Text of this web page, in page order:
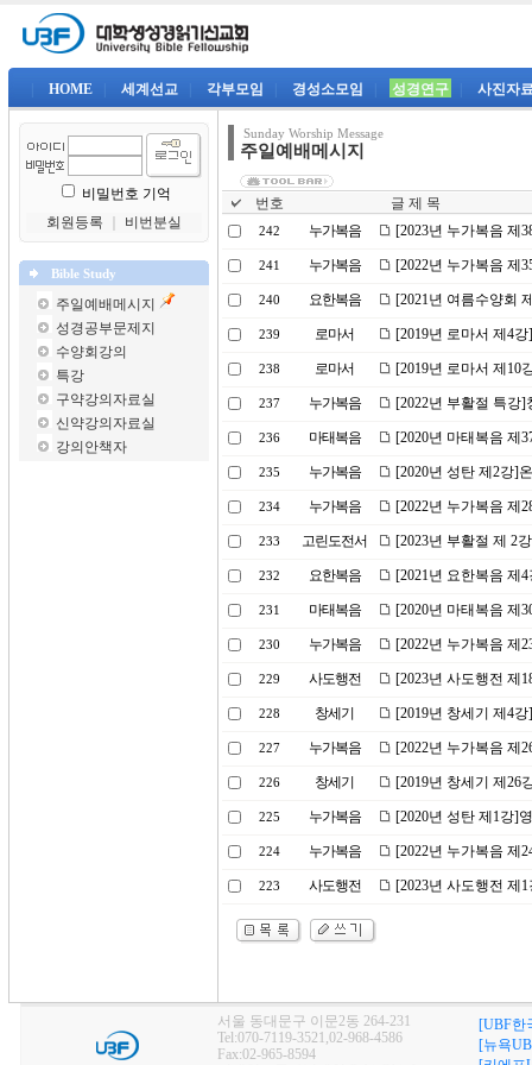
HOME 세계선교 각부모임 경성소모임 성경연구 사진자
비밀번호 기억
회원등록
비번분실
Bible Study
주일예배메시지
성경공부문제지
수양회강의
특강
구약강의자료실
신약강의자료실
강의안책자
Sunday Worship Message
주일예배메시지
번호 글 제 목
242 누가복음 [2023년 누가복음 제
241 누가복음 [2022년 누가복음 제
240 요한복음 [2021년 여름수양회
239 로마서 [2019년 로마서 제4
238 로마서 [2019년 로마서 제10
237 누가복음 [2022년 부활절 특강
236 마태복음 [2020년 마태복음 제
235 누가복음 [2020년 성탄 제2강]
234 누가복음 [2022년 누가복음 제
233 고린도전서 [2023년 부활절 제 2
232 요한복음 [2021년 요한복음 제
231 마태복음 [2020년 마태복음 제
230 누가복음 [2022년 누가복음 제
229 사도행전 [2023년 사도행전 제
228 창세기 [2019년 창세기 제4
227 누가복음 [2022년 누가복음 제
226 창세기 [2019년 창세기 제26
225 누가복음 [2020년 성탄 제1강]
224 누가복음 [2022년 누가복음 제
223 사도행전 [2023년 사도행전 제
서울 동대문구 이문2동 264-231
Tel:070-7119-3521,02-968-4586
Fax:02-965-8594
[UBF한
[뉴욕